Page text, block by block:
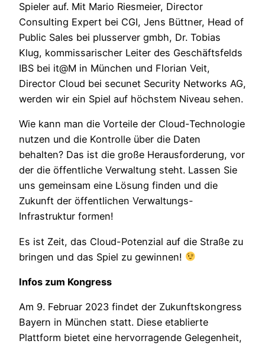
Spieler auf. Mit Mario Riesmeier, Director
Consulting Expert bei CGI, Jens Büttner, Head of
Public Sales bei plusserver gmbh, Dr. Tobias
Klug, kommissarischer Leiter des Geschäftsfelds
IBS bei it@M in München und Florian Veit,
Director Cloud bei secunet Security Networks AG,
werden wir ein Spiel auf höchstem Niveau sehen.
Wie kann man die Vorteile der Cloud-Technologie
nutzen und die Kontrolle über die Daten
behalten? Das ist die große Herausforderung, vor
der die öffentliche Verwaltung steht. Lassen Sie
uns gemeinsam eine Lösung finden und die
Zukunft der öffentlichen Verwaltungs-
Infrastruktur formen!
Es ist Zeit, das Cloud-Potenzial auf die Straße zu
bringen und das Spiel zu gewinnen!
Infos zum Kongress
Am 9. Februar 2023 findet der Zukunftskongress
Bayern in München statt. Diese etablierte
Plattform bietet eine hervorragende Gelegenheit,